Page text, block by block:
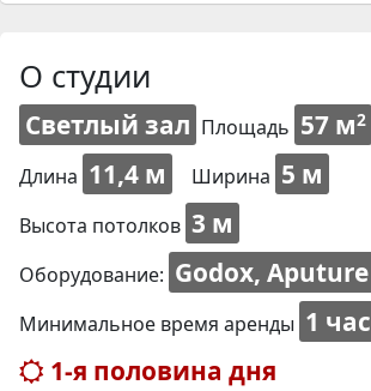
О студии
Светлый зал Площадь 57 м2
Длина 11,4 м Ширина 5 м
Высота потолков 3 м
Оборудование: Godox, Aputure
Минимальное время аренды 1 час
1-я половина дня